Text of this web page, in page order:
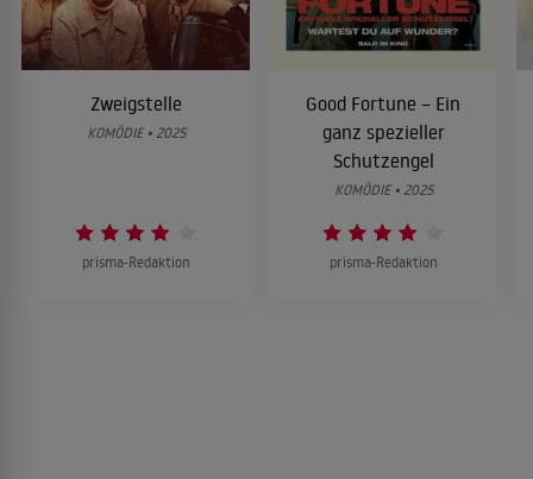
Zweigstelle
KOMÖDIE • 2025
prisma-Redaktion
Good Fortune – Ein
ganz spezieller
Schutzengel
KOMÖDIE • 2025
prisma-Redaktion